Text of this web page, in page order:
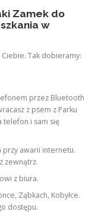
Zamek do
w
Ciebie. Tak dobieramy:
przez Bluetooth
z psem z Parku
telefon i sam się
przy awarii internetu.
zewnątrz.
z biura.
Ząbkach, Kobyłce.
dostępu.